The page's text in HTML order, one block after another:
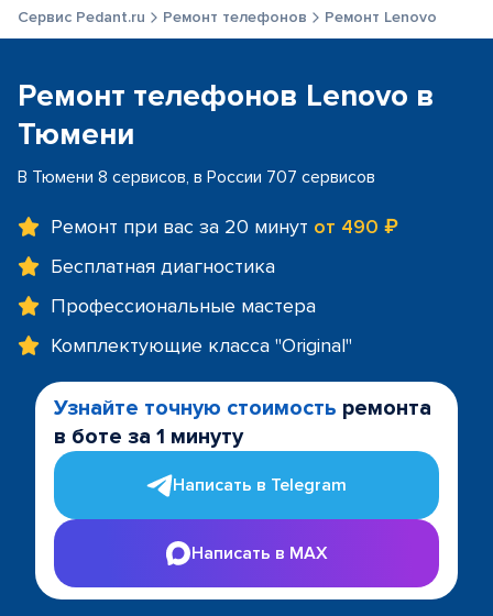
Сервис Pedant.ru Ремонт телефонов Ремонт Lenovo
Ремонт телефонов Lenovo в
Тюмени
В Тюмени 8 сервисов, в России 707 сервисов
Ремонт при вас за 20 минут от 490 ₽
Бесплатная диагностика
Профессиональные мастера
Комплектующие класса "Original"
Узнайте точную стоимость ремонта
в боте за 1 минуту
Написать в Telegram
Написать в MAX